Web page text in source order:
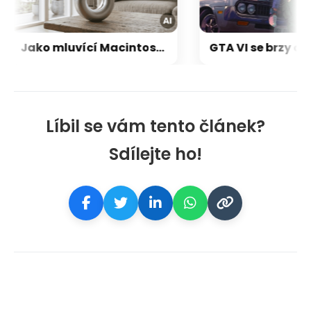
Líbil se vám tento článek?
Sdílejte ho!
Jako mluvící Macintosh: OpenAI a Jony Ive chystají přelomový repráček, který bude reagovat i pohybem